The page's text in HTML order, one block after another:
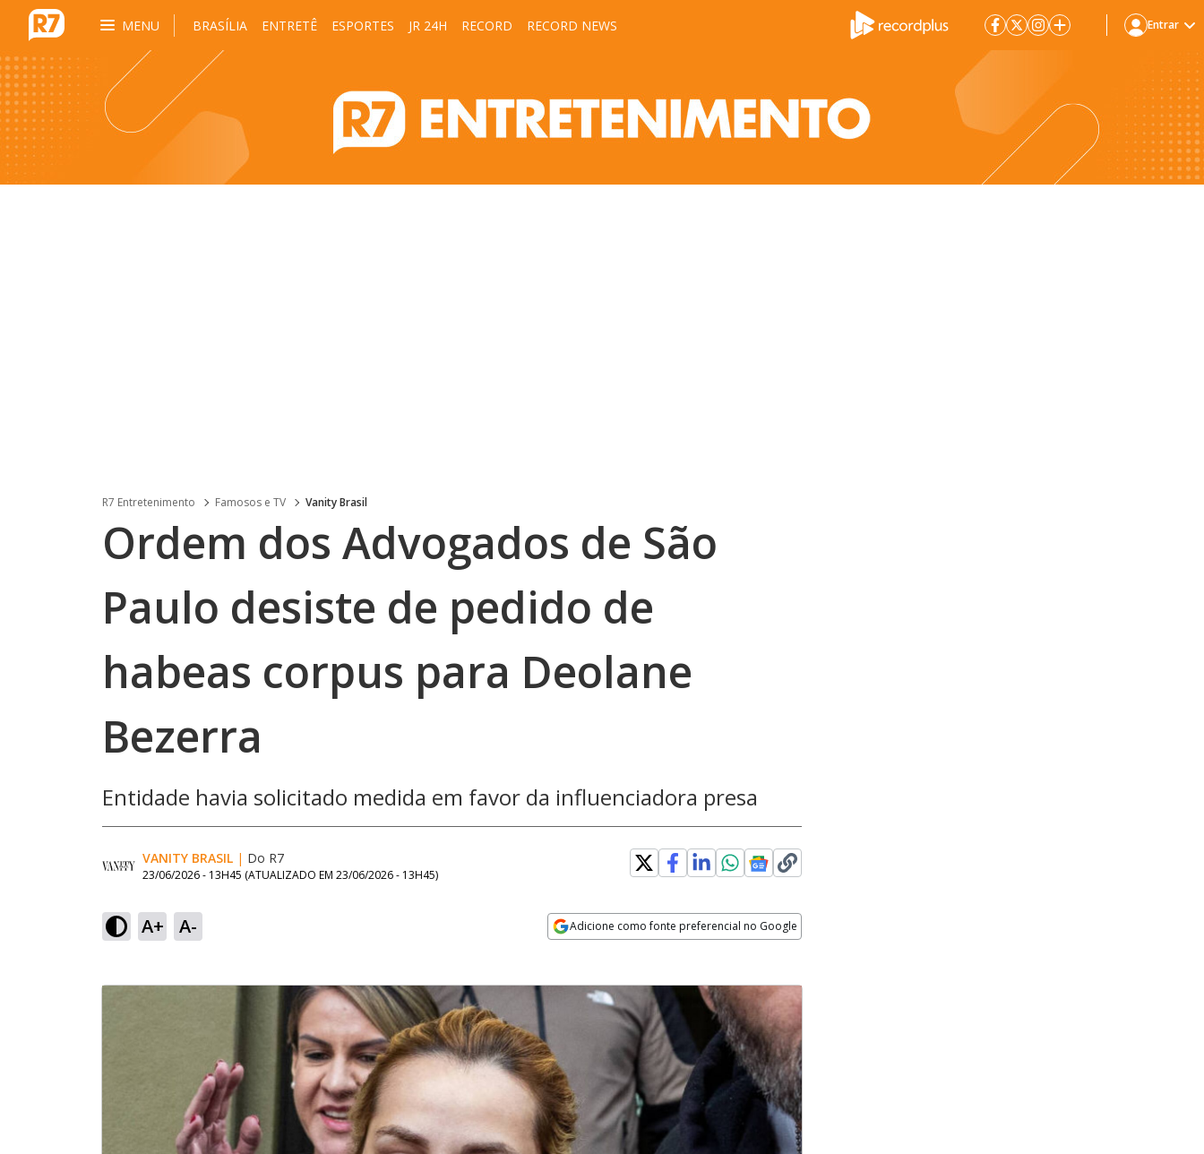
MENU BRASÍLIA ENTRETÊ ESPORTES JR 24H RECORD RECORD NEWS Entrar
R7 Entretenimento Famosos e TV Vanity Brasil
Ordem dos Advogados de São
Paulo desiste de pedido de
habeas corpus para Deolane
Bezerra
Entidade havia solicitado medida em favor da influenciadora presa
VANITY BRASIL | Do R7
23/06/2026 - 13H45 (ATUALIZADO EM 23/06/2026 - 13H45)
A+ A- Adicione como fonte preferencial no Google